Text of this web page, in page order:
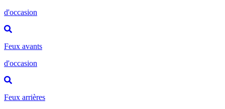
d'occasion
Feux avants
d'occasion
Feux arrières